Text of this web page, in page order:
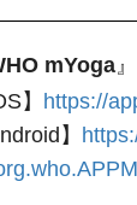
mYoga』
】
https://
】